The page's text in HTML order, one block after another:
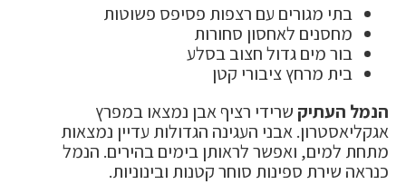
בתי מגורים עם רצפות פסיפס פשוטות
מחסנים לאחסון סחורות
בור מים גדול חצוב בסלע
בית מרחץ ציבורי קטן
הנמל העתיק שרידי רציף אבן נמצאו במפרץ
אגקליאסטרון. אבני העגינה הגדולות עדיין נמצאות
מתחת למים, ואפשר לראותן בימים בהירים. הנמל
כנראה שירת ספינות סוחר קטנות ובינוניות.